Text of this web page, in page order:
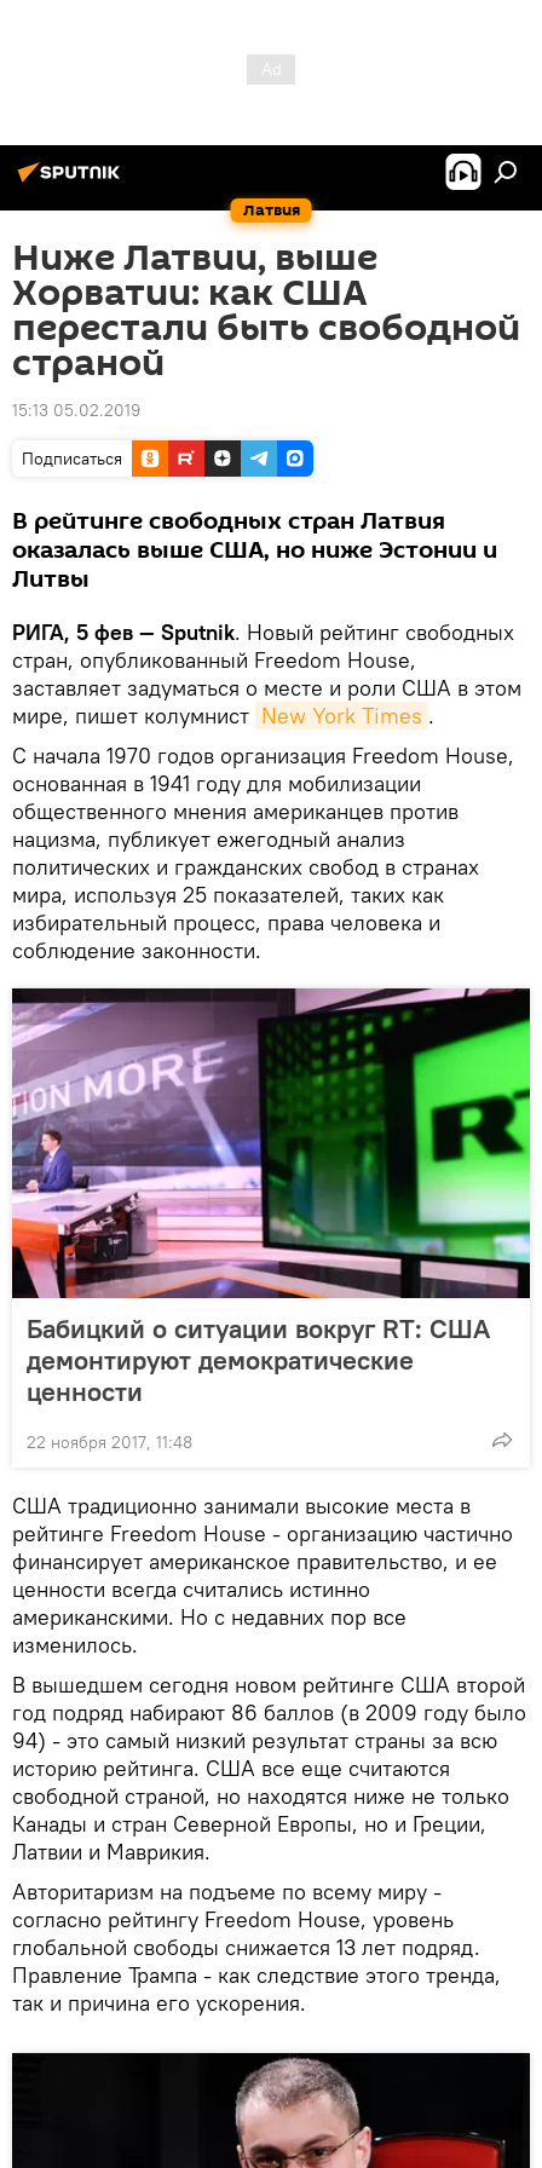
Латвия
Ниже Латвии, выше
Хорватии: как США
перестали быть свободной
страной
15:13 05.02.2019
Подписаться
В рейтинге свободных стран Латвия
оказалась выше США, но ниже Эстонии и
Литвы
РИГА, 5 фев — Sputnik. Новый рейтинг свободных
стран, опубликованный Freedom House,
заставляет задуматься о месте и роли США в этом
мире, пишет колумнист New York Times .
С начала 1970 годов организация Freedom House,
основанная в 1941 году для мобилизации
общественного мнения американцев против
нацизма, публикует ежегодный анализ
политических и гражданских свобод в странах
мира, используя 25 показателей, таких как
избирательный процесс, права человека и
соблюдение законности.
Бабицкий о ситуации вокруг RT: США
демонтируют демократические
ценности
22 ноября 2017, 11:48
США традиционно занимали высокие места в
рейтинге Freedom House - организацию частично
финансирует американское правительство, и ее
ценности всегда считались истинно
американскими. Но с недавних пор все
изменилось.
В вышедшем сегодня новом рейтинге США второй
год подряд набирают 86 баллов (в 2009 году было
94) - это самый низкий результат страны за всю
историю рейтинга. США все еще считаются
свободной страной, но находятся ниже не только
Канады и стран Северной Европы, но и Греции,
Латвии и Маврикия.
Авторитаризм на подъеме по всему миру -
согласно рейтингу Freedom House, уровень
глобальной свободы снижается 13 лет подряд.
Правление Трампа - как следствие этого тренда,
так и причина его ускорения.